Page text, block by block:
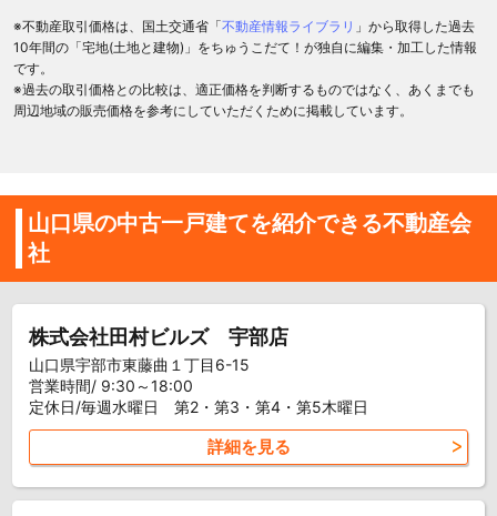
※不動産取引価格は、国土交通省「不動産情報ライブラリ 」から取得した過去
10年間の「宅地(土地と建物)」をちゅうこだて！が独自に編集・加工した情報
です。
※過去の取引価格との比較は、適正価格を判断するものではなく、あくまでも
周辺地域の販売価格を参考にしていただくために掲載しています。
山口県の中古一戸建てを紹介できる不動産会
社
株式会社田村ビルズ 宇部店
山口県宇部市東藤曲１丁目6-15
営業時間/ 9:30～18:00
定休日/毎週水曜日 第2・第3・第4・第5木曜日
詳細を見る